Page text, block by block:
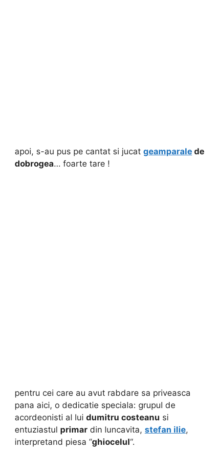
apoi, s-au pus pe cantat si jucat geamparale de
dobrogea… foarte tare !
pentru cei care au avut rabdare sa priveasca
pana aici, o dedicatie speciala: grupul de
acordeonisti al lui dumitru costeanu si
entuziastul primar din luncavita, stefan ilie,
interpretand piesa “ghiocelul“.